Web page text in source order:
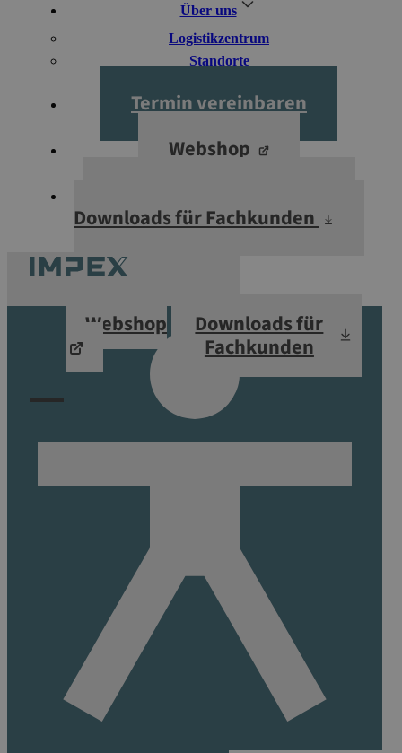
Über uns
Logistikzentrum
Standorte
Termin vereinbaren
Webshop
Downloads für Fachkunden
Webshop
Downloads für
Fachkunden